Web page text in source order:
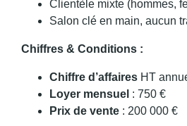
Clientèle mixte (hommes,
Salon clé en main, aucun
Chiffres & Conditions :
Chiffre d’affaires HT
Loyer mensuel : 750 €
Prix de vente : 200 000 €